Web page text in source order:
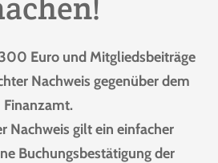
Euro und Mitgliedsbeiträge
Nachweis gegenüber dem
Finanzamt.
Nachweis gilt ein einfacher
Buchungsbestätigung der